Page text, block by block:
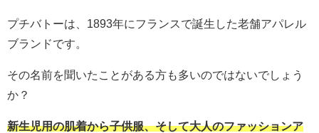
プチバトーは、1893年にフランスで誕生した老舗アパレル
ブランドです。
その名前を聞いたことがある方も多いのではないでしょう
か？
新生児用の肌着から子供服、そして大人のファッションア